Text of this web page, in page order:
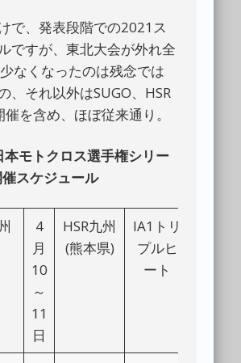
で、発表段階での2021ス
ですが、東北大会が外れ全
なくなったのは残念では
、それ以外はSUGO、HSR
を含め、ほぼ従来通り。
本モトクロス選手権シリー
スケジュール
4
月
10
～
11
日
HSR九州
(熊本県)
IA1トリ
プルヒ
ート